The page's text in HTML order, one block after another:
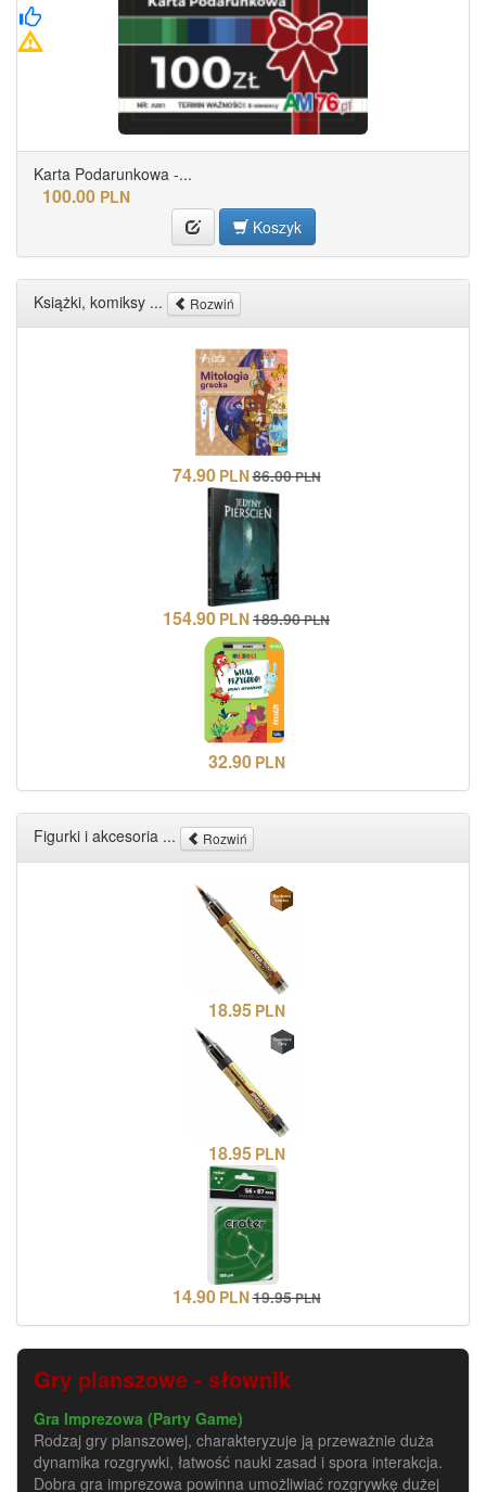
Karta Podarunkowa -...
100.00 PLN
Koszyk
Książki, komiksy ... Rozwiń
74.90 PLN86.00PLN
154.90 PLN189.90PLN
32.90 PLN
Figurki i akcesoria ... Rozwiń
18.95 PLN
18.95 PLN
14.90 PLN19.95PLN
Gry planszowe - słownik
Gra Imprezowa (Party Game)
Rodzaj gry planszowej, charakteryzuje ją przeważnie duża
dynamika rozgrywki, łatwość nauki zasad i spora interakcja.
Dobra gra imprezowa powinna umożliwiać rozgrywkę dużej